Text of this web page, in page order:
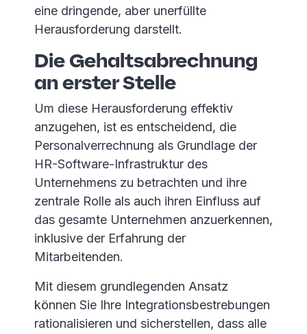
eine dringende, aber unerfüllte
Herausforderung darstellt.
Die Gehaltsabrechnung
an erster Stelle
Um diese Herausforderung effektiv
anzugehen, ist es entscheidend, die
Personalverrechnung als Grundlage der
HR-Software-Infrastruktur des
Unternehmens zu betrachten und ihre
zentrale Rolle als auch ihren Einfluss auf
das gesamte Unternehmen anzuerkennen,
inklusive der Erfahrung der
Mitarbeitenden.
Mit diesem grundlegenden Ansatz
können Sie Ihre Integrationsbestrebungen
rationalisieren und sicherstellen, dass alle